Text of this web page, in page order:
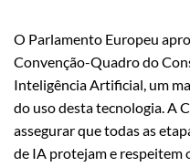
O Parlamento Europeu
Convenção-Quadro do
Inteligência Artificial, um
do uso desta tecnologia. A
assegurar que todas as
de IA protejam e respeitem